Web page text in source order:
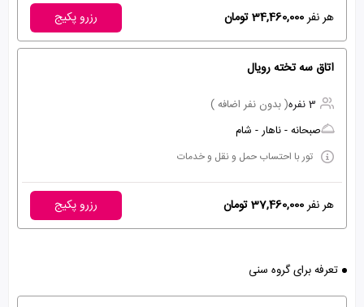
هر نفر34,460,000 تومان رزرو پکیج
اتاق سه تخته رویال
3 نفره
( بدون نفر اضافه )
صبحانه - ناهار - شام
تور با احتساب حمل و نقل و خدمات
هر نفر37,460,000 تومان رزرو پکیج
تعرفه برای گروه سنی